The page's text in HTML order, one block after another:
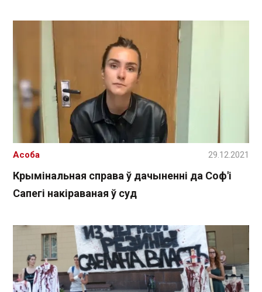
Крымінальная справа ў дачыненні да Соф'і
Сапегі накіраваная ў суд
Асоба 29.12.2021